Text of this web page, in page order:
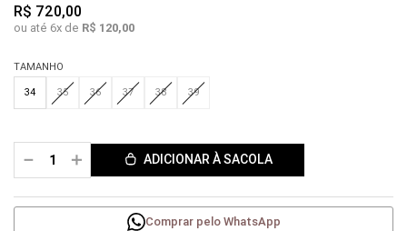
R$ 720,00
ou até 6x de R$ 120,00
TAMANHO
34 35 36 37 38 39
＋
－ ADICIONAR À SACOLA
Comprar pelo WhatsApp